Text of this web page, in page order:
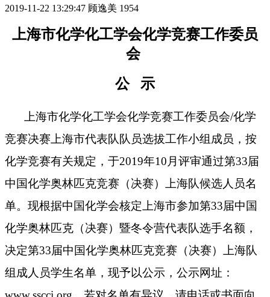
2019-11-22 13:29:47 顾逸美 1954
上海市化学化工学会化学竞赛工作委员
会
公 示
上海市化学化工学会化学竞赛工作委员会/化学
竞赛决赛上海市代表队队员选拔工作小组成员，按
化学竞赛有关规定，于2019年10月评审通过第33届
中国化学奥林匹克竞赛（决赛）上海队候选人员名
单。现根据中国化学会核定上海市参加第33届中国
化学奥林匹克（决赛）暨冬令营代表队选手名额，
决定第33届中国化学奥林匹克竞赛（决赛）上海队
组成人员学生名单 ， 现予以公示，公示网址：